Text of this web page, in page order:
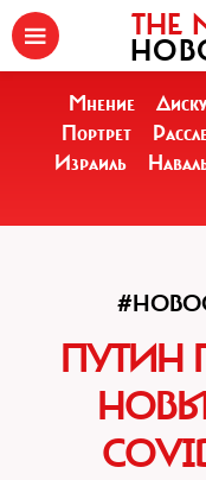
THE
Мнение
Портрет
Израиль
ПУТИН